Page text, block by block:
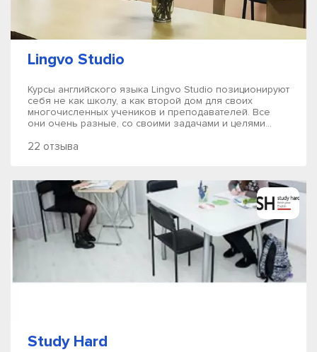
Lingvo Studio
Курсы английского языка Lingvo Studio позиционируют
себя не как школу, а как второй дом для своих
многочисленных учеников и преподавателей. Все
они очень разные, со своими задачами и целями...
22 отзыва
Study Hard